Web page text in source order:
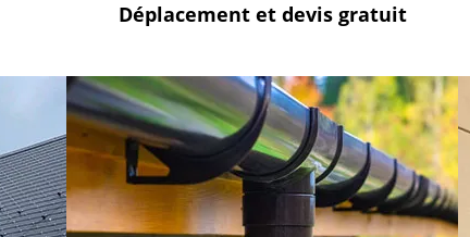
Déplacement et devis gratuit